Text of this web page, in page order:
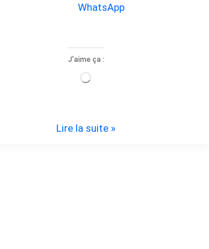
WhatsApp
J’aime ça :
Chargement…
Lire la suite »